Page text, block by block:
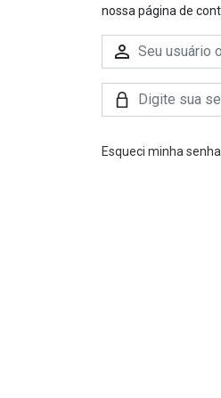
nossa página de
Esqueci minha senha